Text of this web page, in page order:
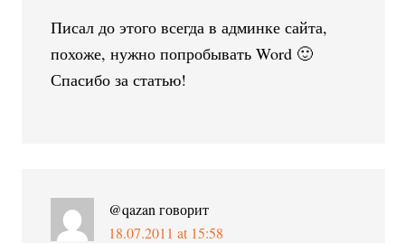
Писал до этого всегда в админке сайта,
похоже, нужно попробывать Word 🙂
Спасибо за статью!
@qazan говорит
18.07.2011 at 15:58